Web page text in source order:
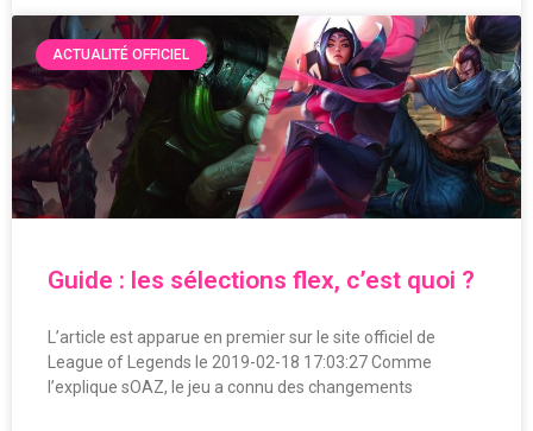
ACTUALITÉ OFFICIEL
Guide : les sélections flex, c’est quoi ?
L’article est apparue en premier sur le site officiel de
League of Legends le 2019-02-18 17:03:27 Comme
l’explique sOAZ, le jeu a connu des changements